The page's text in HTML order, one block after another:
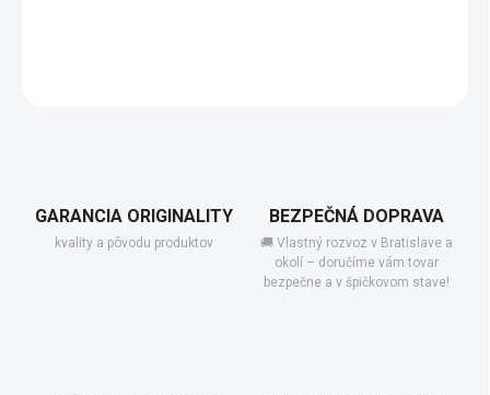
GARANCIA ORIGINALITY
kvality a pôvodu produktov
BEZPEČNÁ DOPRAVA
🚚 Vlastný rozvoz v Bratislave a
okolí – doručíme vám tovar
bezpečne a v špičkovom stave!